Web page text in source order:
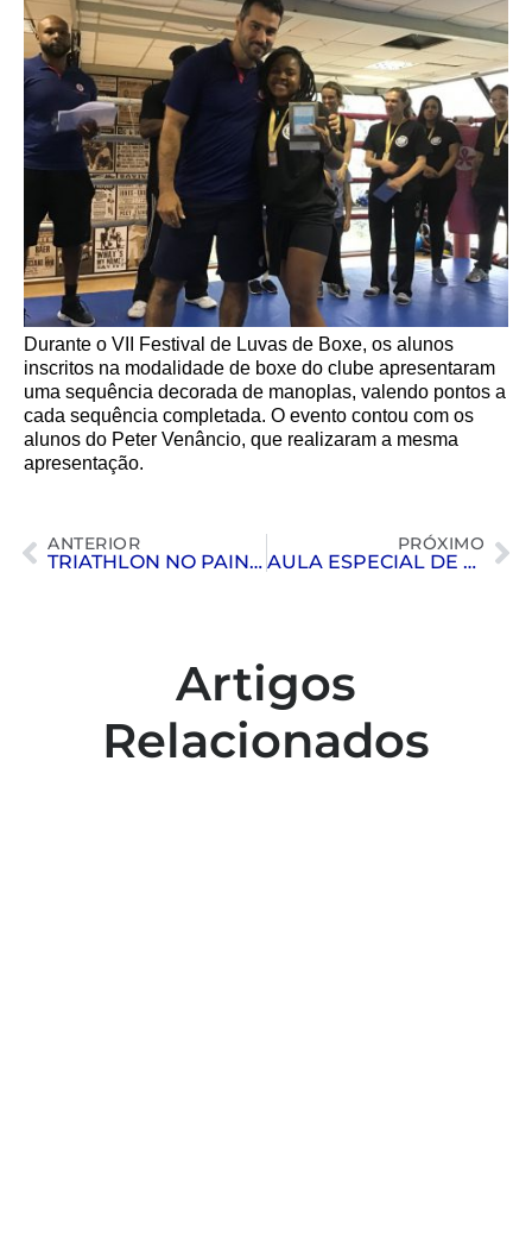
Durante o VII Festival de Luvas de Boxe, os alunos
inscritos na modalidade de boxe do clube apresentaram
uma sequência decorada de manoplas, valendo pontos a
cada sequência completada. O evento contou com os
alunos do Peter Venâncio, que realizaram a mesma
apresentação.
ANTERIOR
TRIATHLON NO PAINEIRAS
PRÓXIMO
AULA ESPECIAL DE SUPER BIKE
Artigos
Relacionados